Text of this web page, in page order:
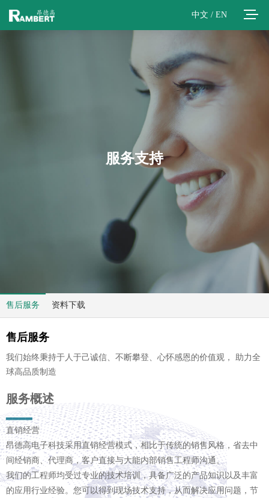
中文 / EN
服务支持
售后服务 资料下载
售后服务
我们始终秉持于人于己诚信、不断攀登、心怀感恩的价值观， 助力全
球高品质制造
服务概述
▂▂▂▂
直销经营
昂德高电子科技采用直销经营模式，相比于传统的销售风格，省去中
间经销商、代理商，客户直接与大能内部销售工程师沟通。
我们的工程师均受过专业的技术培训，具备广泛的产品知识以及丰富
的应用行业经验。您可以得到现场技术支持，从而解决应用问题，节